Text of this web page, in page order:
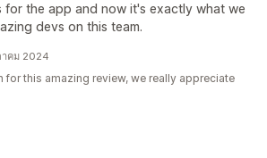
for the app and now it's exactly what we
devs on this team.
าคม 2024
for this amazing review, we really appreciate